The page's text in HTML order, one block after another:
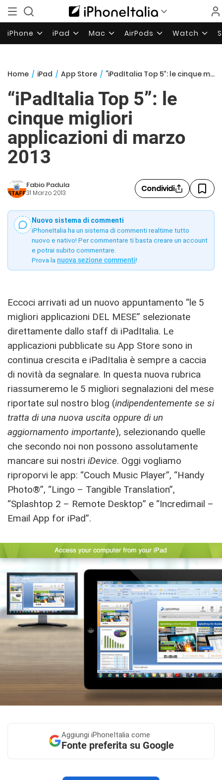
iPhone iPad Mac AirPods Watch
Home / iPad / App Store / “iPadItalia Top 5”: le cinque migliori applicazioni di marzo 2013
“iPadItalia Top 5”: le
cinque migliori
applicazioni di marzo
2013
Fabio Padula
31 Marzo 2013 Condividi
Nuovo sistema di commenti
iPhoneItalia ha un sistema di commenti realtime tutto
nuovo e nativo! Per commentare ti basta creare un account
e potrai subito commentare.
Prova la nuova sezione commenti!
Eccoci arrivati ad un nuovo appuntamento “le 5
migliori applicazioni DEL MESE” selezionate
direttamente dallo staff di iPadItalia. Le
applicazioni pubblicate su App Store sono in
continua crescita e iPadItalia è sempre a caccia
di novità da segnalare. In questa nuova rubrica
riassumeremo le 5 migliori segnalazioni del mese
riportate sul nostro blog (indipendentemente se si
tratta di una nuova uscita oppure di un
aggiornamento importante), selezionando quelle
che secondo noi non possono assolutamente
mancare sui nostri iDevice. Oggi vogliamo
riproporvi le app: “Couch Music Player”, “Handy
Photo®”, “Lingo – Tangible Translation”,
“Splashtop 2 – Remote Desktop” e “Incredimail –
Email App for iPad”.
Aggiungi iPhoneItalia come
Fonte preferita su Google